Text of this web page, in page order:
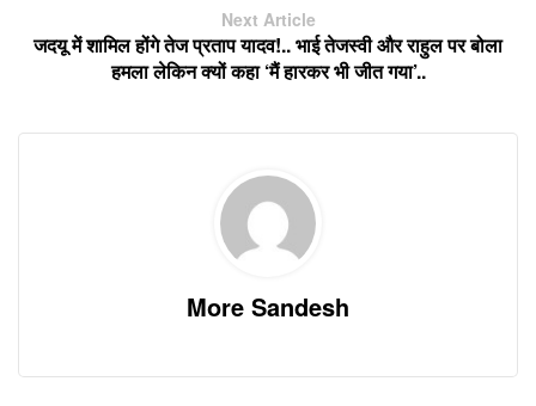
Next Article
जदयू में शामिल होंगे तेज प्रताप यादव!.. भाई तेजस्वी और राहुल पर बोला
हमला लेकिन क्यों कहा ‘मैं हारकर भी जीत गया’..
More Sandesh